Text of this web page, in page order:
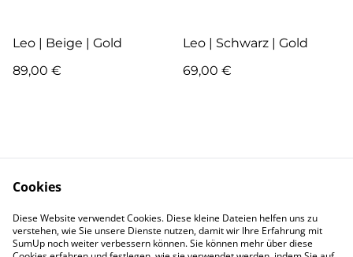
Leo | Beige | Gold
89,00 €
Leo | Schwarz | Gold
69,00 €
Kontakt
Pflege
AGB
Versand & Lieferung
Cookies
Diese Website verwendet Cookies. Diese kleine Dateien helfen uns zu
verstehen, wie Sie unsere Dienste nutzen, damit wir Ihre Erfahrung mit
SumUp noch weiter verbessern können. Sie können mehr über diese